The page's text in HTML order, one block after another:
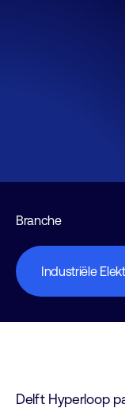
Branche
Industriële
Delft Hyperloop